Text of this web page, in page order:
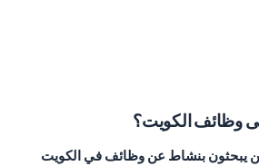
الكويت؟
بنشاط عن وظائف في الكويت